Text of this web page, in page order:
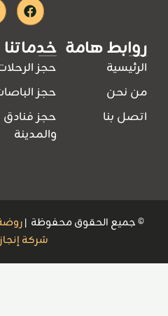
روابط هامة
الرئيسية
من نحن
اتصل بنا
خدماتنا
حجز
حجز
حجز
والمدينة
© جميع الحقوق محفوظة |
شركة